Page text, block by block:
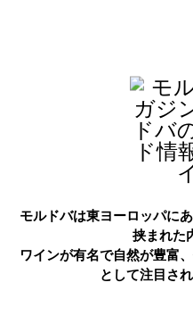
モルドバは東ヨーロッパに
挟まれた
ワインが有名で自然が豊富
として注目さ